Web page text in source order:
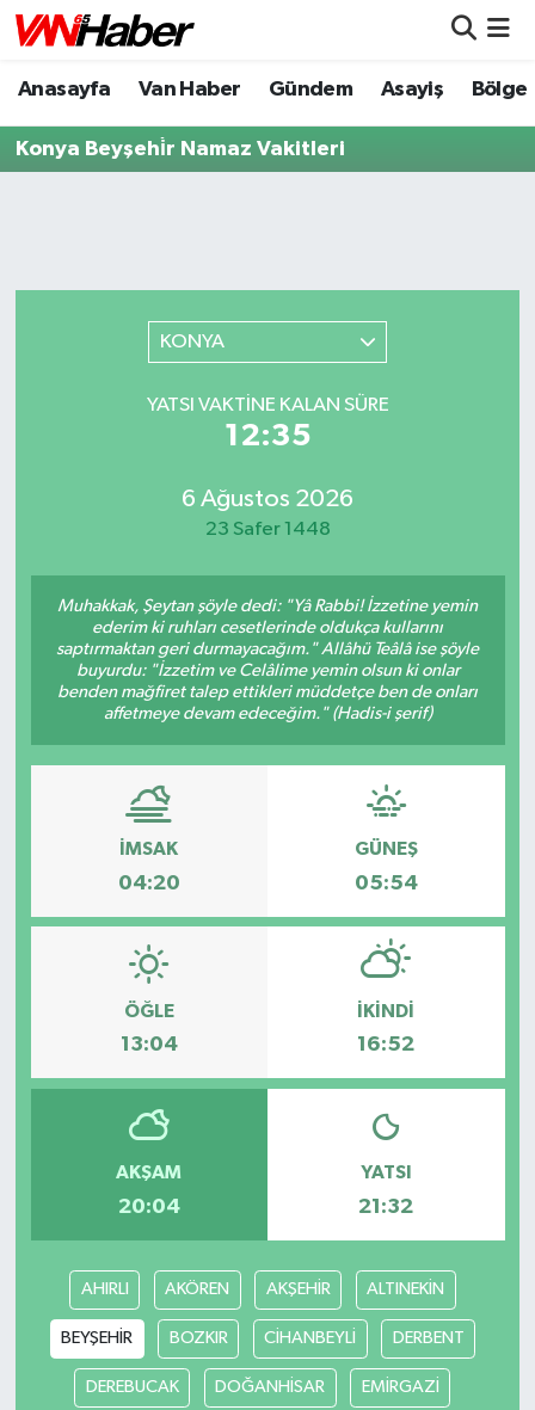
Anasayfa Van Haber Gündem Asayiş Bölge
Konya Beyşehi̇r Namaz Vakitleri
KONYA
YATSI VAKTİNE KALAN SÜRE
12:35
6 Ağustos 2026
23 Safer 1448
Muhakkak, Şeytan şöyle dedi: "Yâ Rabbi! İzzetine yemin
ederim ki ruhları cesetlerinde oldukça kullarını
saptırmaktan geri durmayacağım." Allâhü Teâlâ ise şöyle
buyurdu: "İzzetim ve Celâlime yemin olsun ki onlar
benden mağfiret talep ettikleri müddetçe ben de onları
affetmeye devam edeceğim." (Hadis-i şerif)
İMSAK
04:20
GÜNEŞ
05:54
ÖĞLE
13:04
İKINDI
16:52
AKŞAM
20:04
YATSI
21:32
AHIRLI AKÖREN AKŞEHİR ALTINEKİN
BEYŞEHİR BOZKIR CİHANBEYLİ DERBENT
DEREBUCAK DOĞANHİSAR EMİRGAZİ
Nöbetçi Eczaneler
Hava Durumu
Tüm Manşetler
Son Dakika Haberleri